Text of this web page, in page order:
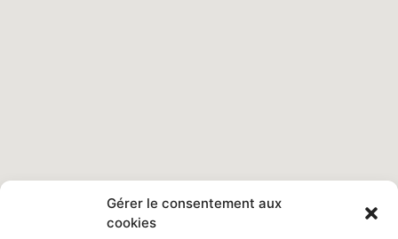
Gérer le consentement aux
cookies